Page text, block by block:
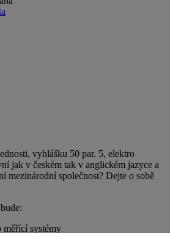
vyhlášku 50 par. 5, elektro
jak v českém tak v anglickém jazyce a
mezinárodní společnost? Dejte o sobě
systémy